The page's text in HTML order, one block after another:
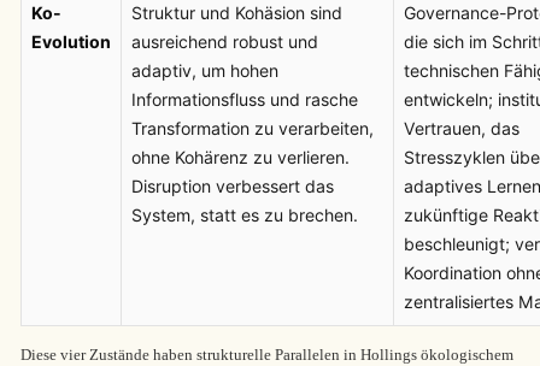
Ko-
Evolution
Struktur und Kohäsion sind
ausreichend robust und
adaptiv, um hohen
Informationsfluss und rasche
Transformation zu verarbeiten,
ohne Kohärenz zu verlieren.
Disruption verbessert das
System, statt es zu brechen.
Governance-
die sich im
technischen
entwickeln;
Vertrauen, das
Stresszyklen
adaptives
zukünftige
beschleunigt;
Koordination
zentralisiertes
Diese vier Zustände haben strukturelle Parallelen in Hollings ökologischem